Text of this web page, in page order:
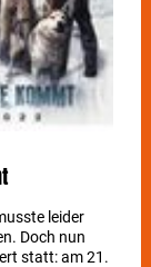
leider
Doch nun
statt: am 21.